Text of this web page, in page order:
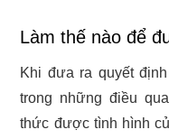
Làm thế nào để
Khi đưa ra quyết
trong những điều
thức được tình hình